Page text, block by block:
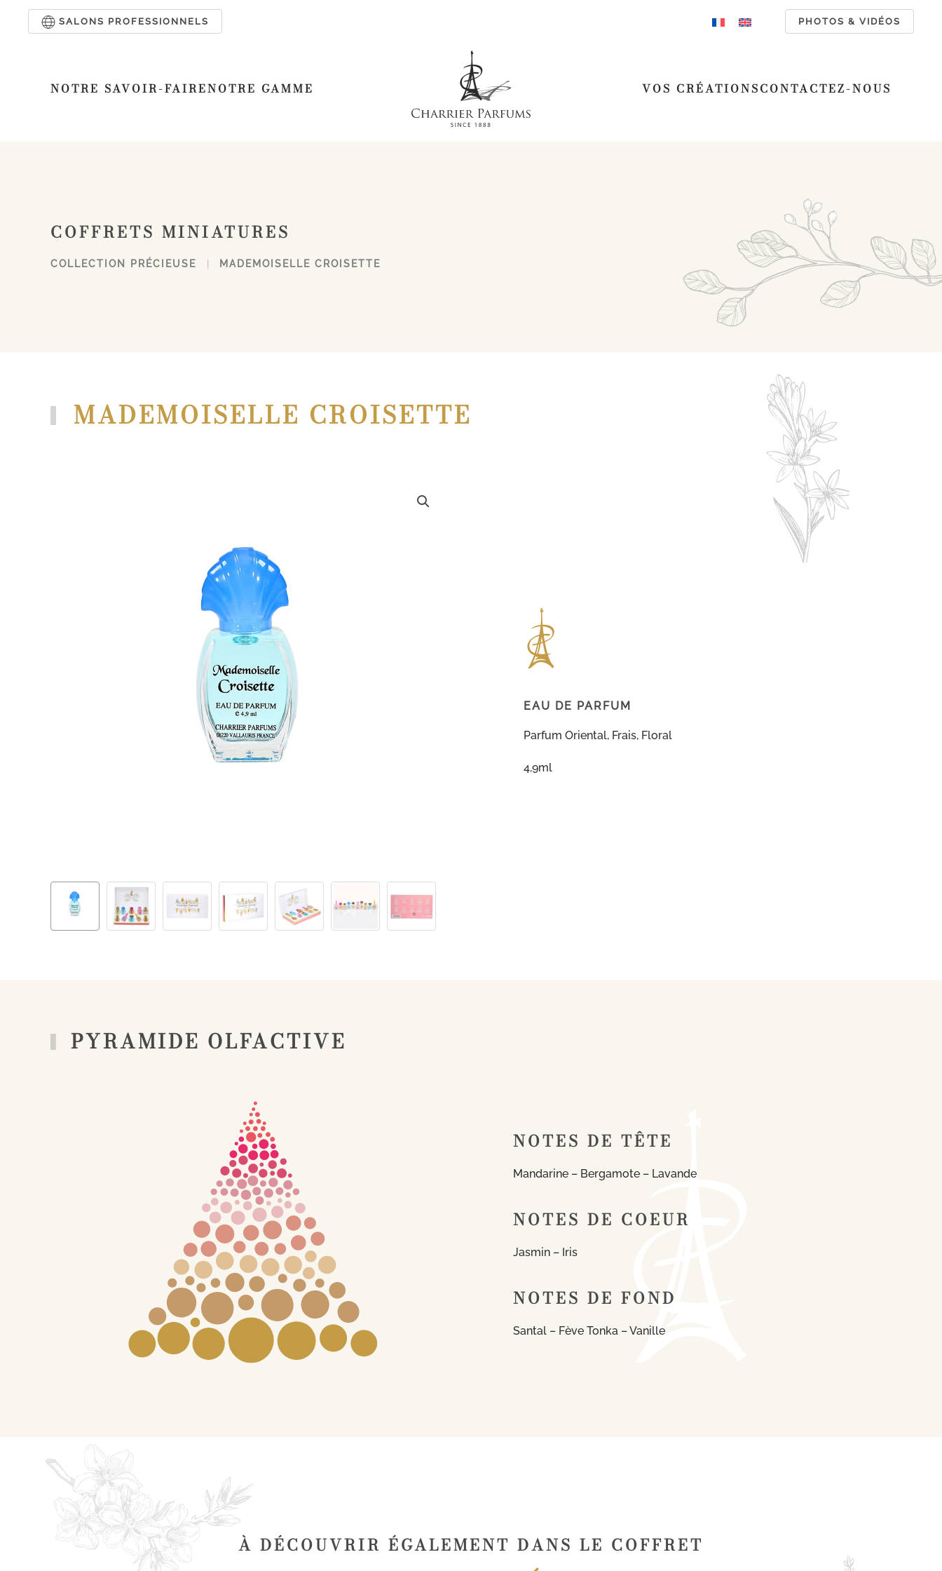
SALONS PROFESSIONNELS PHOTOS & VIDÉOS
NOTRE SAVOIR-FAIRENOTRE GAMME VOS CRÉATIONSCONTACTEZ-NOUS
COFFRETS MINIATURES
COLLECTION PRÉCIEUSE MADEMOISELLE CROISETTE
MADEMOISELLE CROISETTE
EAU DE PARFUM
Parfum Oriental, Frais, Floral
4,9ml
PYRAMIDE OLFACTIVE
NOTES DE TÊTE
Mandarine – Bergamote – Lavande
NOTES DE COEUR
Jasmin – Iris
NOTES DE FOND
Santal – Fève Tonka – Vanille
À DÉCOUVRIR ÉGALEMENT DANS LE COFFRET